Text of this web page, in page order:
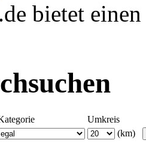
bietet
Umkreis
(km)